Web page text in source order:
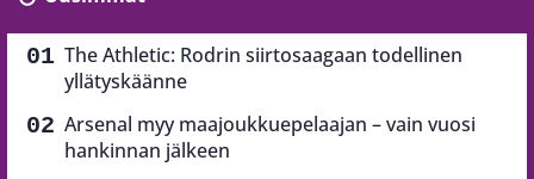
The Athletic: Rodrin siirtosaagaan todellinen
yllätyskäänne
Arsenal myy maajoukkuepelaajan – vain vuosi
hankinnan jälkeen